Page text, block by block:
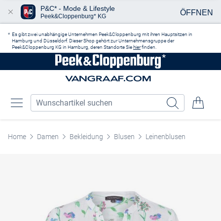
Es gibt zwei unabhängige Unternehmen Peek&Cloppenburg mit ihren Hauptsitzen in
Hamburg und Düsseldorf. Dieser Shop gehört zur Unternehmensgruppe der
Peek&Cloppenburg KG in Hamburg, deren Standorte Sie hierfinden.
Home Damen Bekleidung Blusen Leinenblusen
P&C* - Mode & Lifestyle
Peek&Cloppenburg* KG ÖFFNEN